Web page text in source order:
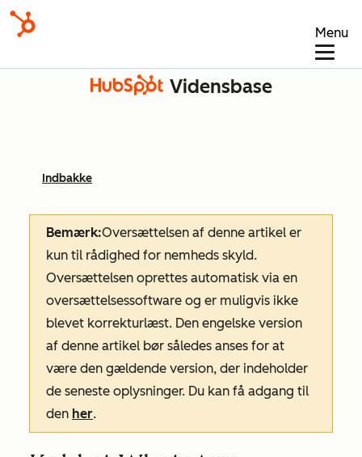
Menu
Vidensbase
Indbakke
Bemærk:Oversættelsen af denne artikel er
kun til rådighed for nemheds skyld.
Oversættelsen oprettes automatisk via en
oversættelsessoftware og er muligvis ikke
blevet korrekturlæst. Den engelske version
af denne artikel bør således anses for at
være den gældende version, der indeholder
de seneste oplysninger. Du kan få adgang til
den her.